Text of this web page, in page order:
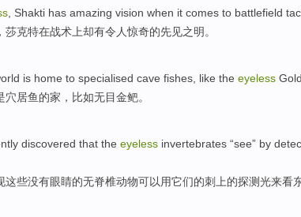
Shakti has amazing vision when it comes to battlefield
莎克特在战术 上却有令人惊奇的先见之明 。
is home to specialised cave fishes like the eyeless
穴居鱼的家， 比如无目金鲃。
discovered that the eyeless invertebrates “see” by
这些没有眼睛的无脊椎动物可以 用它们的刺上的探测光来看